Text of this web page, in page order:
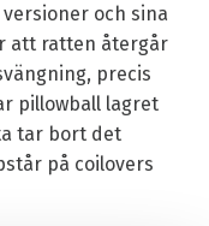
och sina
att ratten återgår
precis
pillowball lagret
tar bort det
på coilovers